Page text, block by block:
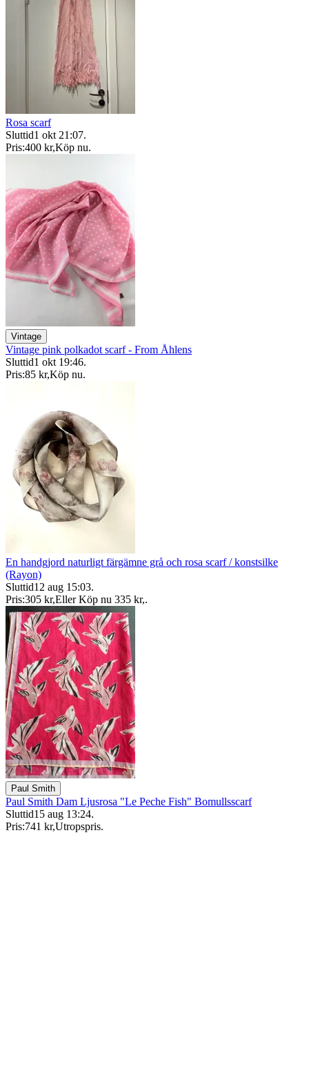
Rosa scarf
Sluttid1 okt 21:07.
Pris:400 kr,Köp nu.
Vintage
Vintage pink polkadot scarf - From Åhlens
Sluttid1 okt 19:46.
Pris:85 kr,Köp nu.
En handgjord naturligt färgämne grå och rosa scarf / konstsilke
(Rayon)
Sluttid12 aug 15:03.
Pris:305 kr,Eller Köp nu 335 kr,.
Paul Smith
Paul Smith Dam Ljusrosa "Le Peche Fish" Bomullsscarf
Sluttid15 aug 13:24.
Pris:741 kr,Utropspris.